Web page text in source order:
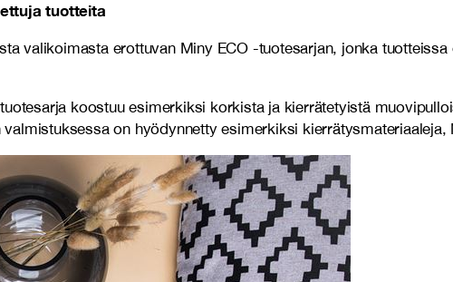
tuotteita
valikoimasta erottuvan Miny ECO -tuotesarjan, jonka
koostuu esimerkiksi korkista ja kierrätetyistä
on hyödynnetty esimerkiksi kierrätysmateriaaleja,